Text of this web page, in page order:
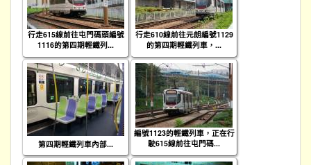
行走615線前往屯門碼頭編號
1116的第四期輕鐵列...
行走610線前往元朗編號1129
的第四期輕鐵列車，...
第四期輕鐵列車內部...
編號1123的輕鐵列車，正在行
駛615線前往屯門碼...